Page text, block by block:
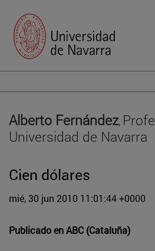
Alberto Fernández,
Universidad de Navarra
Cien dólares
mié, 30 jun 2010 11:01:44 +0000
Publicado enABC (Cataluña)